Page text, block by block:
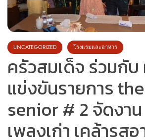
UNCATEGORIZED โรงแรมและอาหาร
ครัวสมเด็จ ร่วมกับ
แข่งขันรายการ
senior # 2 จัดงา
เพลงเก่า เคล้ารสอ